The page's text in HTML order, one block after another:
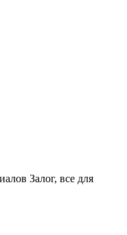
Залог, все для